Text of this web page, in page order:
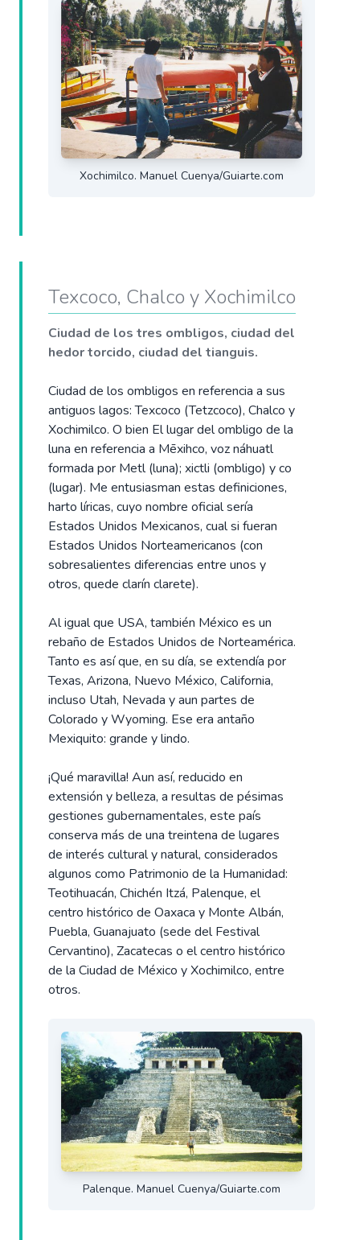
Xochimilco. Manuel Cuenya/Guiarte.com
Texcoco, Chalco y Xochimilco
Ciudad de los tres ombligos, ciudad del
hedor torcido, ciudad del tianguis.
Ciudad de los ombligos en referencia a sus
antiguos lagos: Texcoco (Tetzcoco), Chalco y
Xochimilco. O bien El lugar del ombligo de la
luna en referencia a Mēxihco, voz náhuatl
formada por Metl (luna); xictli (ombligo) y co
(lugar). Me entusiasman estas definiciones,
harto líricas, cuyo nombre oficial sería
Estados Unidos Mexicanos, cual si fueran
Estados Unidos Norteamericanos (con
sobresalientes diferencias entre unos y
otros, quede clarín clarete).
Al igual que USA, también México es un
rebaño de Estados Unidos de Norteamérica.
Tanto es así que, en su día, se extendía por
Texas, Arizona, Nuevo México, California,
incluso Utah, Nevada y aun partes de
Colorado y Wyoming. Ese era antaño
Mexiquito: grande y lindo.
¡Qué maravilla! Aun así, reducido en
extensión y belleza, a resultas de pésimas
gestiones gubernamentales, este país
conserva más de una treintena de lugares
de interés cultural y natural, considerados
algunos como Patrimonio de la Humanidad:
Teotihuacán, Chichén Itzá, Palenque, el
centro histórico de Oaxaca y Monte Albán,
Puebla, Guanajuato (sede del Festival
Cervantino), Zacatecas o el centro histórico
de la Ciudad de México y Xochimilco, entre
otros.
Palenque. Manuel Cuenya/Guiarte.com